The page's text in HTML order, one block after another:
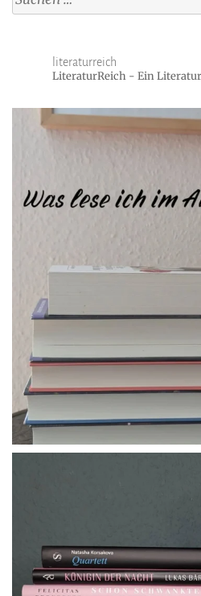
nach:
literaturreich
LiteraturReich - Ein